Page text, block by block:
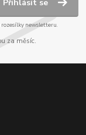
Přihlásit se
newsletteru.
za měsíc.